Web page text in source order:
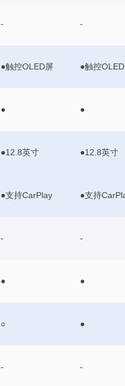
- -
●触控OLED屏 ●触控
● ●
●12.8英寸 ●12.8英寸
●支持CarPlay ●支持
- -
● ●
○ ●
- -